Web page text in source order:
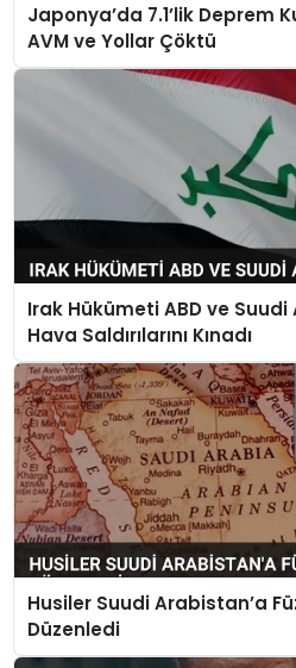
Japonya’da 7.1’lik Deprem
AVM ve Yollar Çöktü
Irak Hükümeti ABD ve Suudi
Hava Saldırılarını Kınadı
Husiler Suudi Arabistan’a
Düzenledi